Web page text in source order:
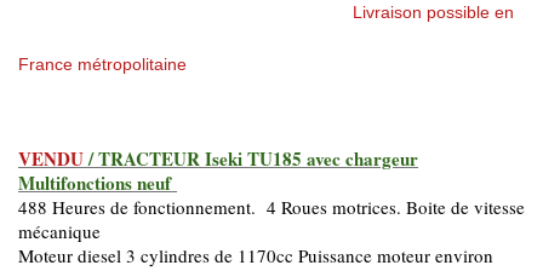
Livraison possible en
France métropolitaine
VENDU/ TRACTEUR Iseki TU185 avec chargeur
Multifonctions neuf
488 Heures de fonctionnement. 4 Roues motrices. Boite de vitesse
mécanique
Moteur diesel 3 cylindres de 1170cc Puissance moteur environ